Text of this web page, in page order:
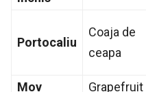
Portocaliu
Coaja de
ceapa
Mov
Grapefruit